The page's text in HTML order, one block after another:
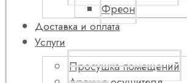
Фреон
Доставка и оплата
Услуги
Просушка помещений